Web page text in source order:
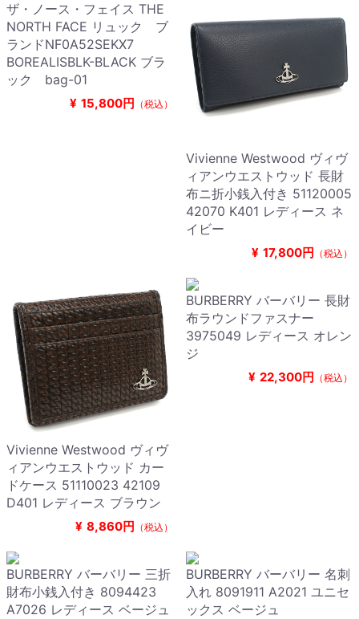
ザ・ノース・フェイス THE
NORTH FACE リュック ブ
ランドNF0A52SEKX7
BOREALISBLK-BLACK ブラ
ック bag-01
¥ 15,800円 （税込）
Vivienne Westwood ヴィヴ
ィアンウエストウッド 長財
布ニ折小銭入付き 51120005
42070 K401 レディース ネ
イビー
¥ 17,800円 （税込）
Vivienne Westwood ヴィヴ
ィアンウエストウッド カー
ドケース 51110023 42109
D401 レディース ブラウン
¥ 8,860円 （税込）
BURBERRY バーバリー 長財
布ラウンドファスナー
3975049 レディース オレン
ジ
¥ 22,300円 （税込）
BURBERRY バーバリー 三折
財布小銭入付き 8094423
A7026 レディース ベージュ
BURBERRY バーバリー 名刺
入れ 8091911 A2021 ユニセ
ックス ベージュ